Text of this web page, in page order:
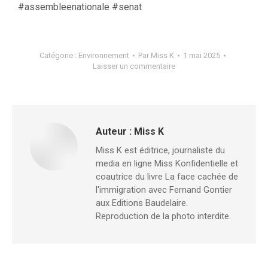
#assembleenationale #senat
Catégorie : Environnement Par Miss K
1 mai 2025
Laisser un commentaire
Auteur : Miss K
Miss K est éditrice, journaliste du
media en ligne Miss Konfidentielle et
coautrice du livre La face cachée de
l'immigration avec Fernand Gontier
aux Editions Baudelaire.
Reproduction de la photo interdite.